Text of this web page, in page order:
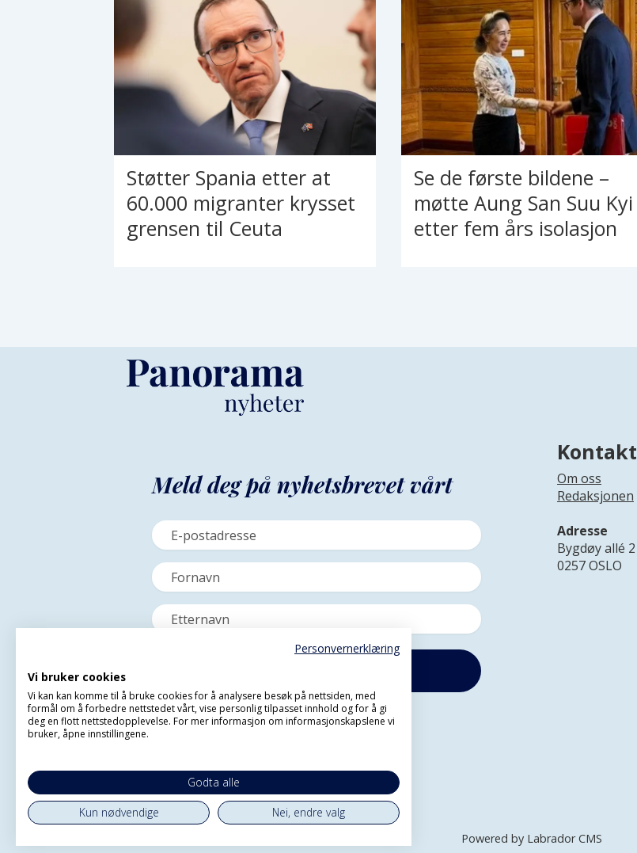
Støtter Spania etter at
60.000 migranter krysset
grensen til Ceuta
Se de første bildene –
møtte Aung San Suu Kyi
etter fem års isolasjon
Meld deg på nyhetsbrevet vårt
Kontakt
Om oss
Redaksjonen
Adresse
Bygdøy allé 2
0257 OSLO
Powered by Labrador CMS
Personvernerklæring
Vi bruker cookies
Vi kan kan komme til å bruke cookies for å analysere besøk på nettsiden, med
formål om å forbedre nettstedet vårt, vise personlig tilpasset innhold og for å gi
deg en flott nettstedopplevelse. For mer informasjon om informasjonskapslene vi
bruker, åpne innstillingene.
Godta alle
Kun nødvendige
Nei, endre valg